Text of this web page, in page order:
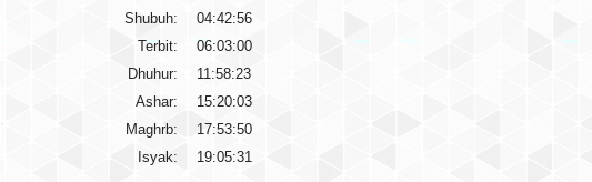
Shubuh:
04:42:56
Terbit:
06:03:00
Dhuhur:
11:58:23
Ashar:
15:20:03
Maghrb:
17:53:50
Isyak:
19:05:31